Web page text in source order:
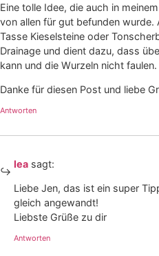
Eine tolle Idee, die auch in
von allen für gut befunden wurde.
Tasse Kieselsteine oder
Drainage und dient dazu, dass
kann und die Wurzeln nicht faulen.
Danke für diesen Post und liebe
Antworten
lea sagt:
Liebe Jen, das ist ein super
gleich angewandt!
Liebste Grüße zu dir
Antworten